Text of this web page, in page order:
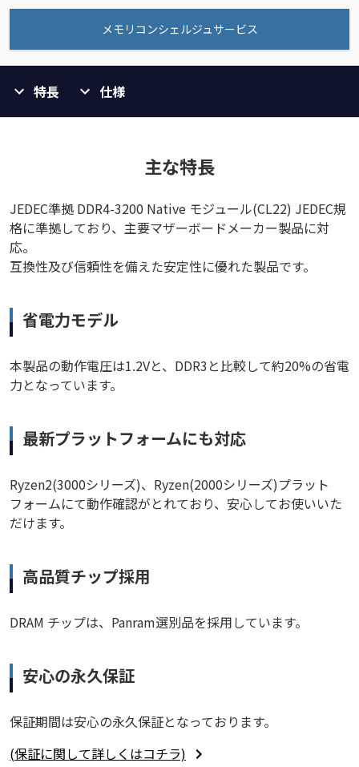
メモリコンシェルジュサービス
特長 仕様
主な特長
JEDEC準拠 DDR4-3200 Native モジュール(CL22) JEDEC規
格に準拠しており、主要マザーボードメーカー製品に対
応。
互換性及び信頼性を備えた安定性に優れた製品です。
省電力モデル
本製品の動作電圧は1.2Vと、DDR3と比較して約20%の省電
力となっています。
最新プラットフォームにも対応
Ryzen2(3000シリーズ)、Ryzen(2000シリーズ)プラット
フォームにて動作確認がとれており、安心してお使いいた
だけます。
高品質チップ採用
DRAM チップは、Panram選別品を採用しています。
安心の永久保証
保証期間は安心の永久保証となっております。
(保証に関して詳しくはコチラ)